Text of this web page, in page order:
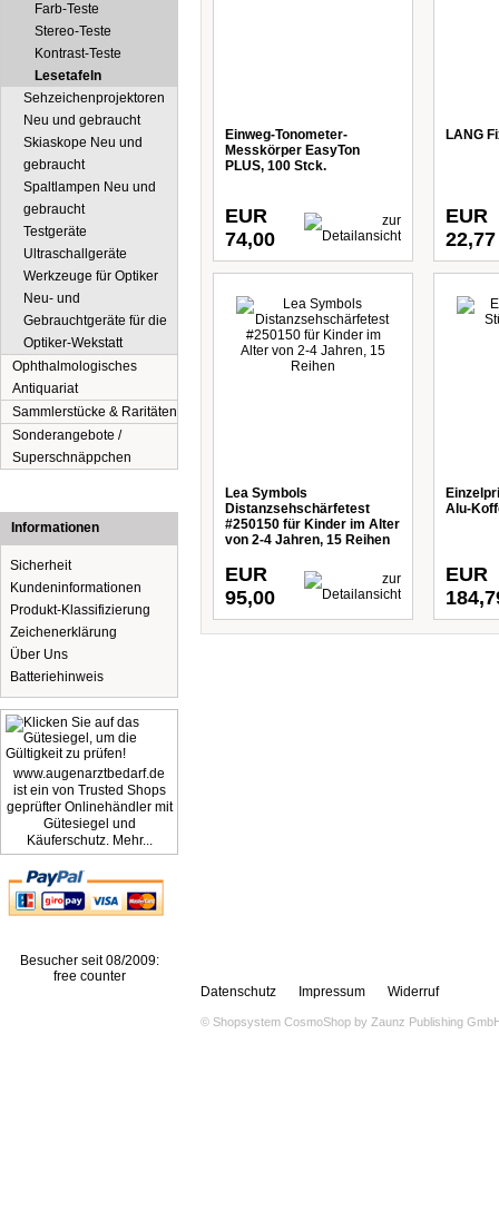
Einweg-Tonometer-
Messkörper EasyTon
PLUS, 100 Stck.
EUR
74,00
LANG
EUR
22,77
Lea Symbols
Distanzsehschärfetest
#250150 für Kinder im Alter
von 2-4 Jahren, 15 Reihen
EUR
95,00
Alu-
EUR
Farb-Teste
Stereo-Teste
Kontrast-Teste
Lesetafeln
Sehzeichenprojektoren
Neu und gebraucht
Skiaskope Neu und
gebraucht
Spaltlampen Neu und
gebraucht
Testgeräte
Ultraschallgeräte
Werkzeuge für Optiker
Neu- und
Gebrauchtgeräte für die
Optiker-Wekstatt
Ophthalmologisches
Antiquariat
Sammlerstücke & Raritäten
Sonderangebote /
Superschnäppchen
Informationen
Sicherheit
Kundeninformationen
Produkt-Klassifizierung
Zeichenerklärung
Über Uns
Batteriehinweis
www.augenarztbedarf.de
ist ein von Trusted Shops
geprüfter Onlinehändler mit
Gütesiegel und
Käuferschutz. Mehr...
Besucher seit 08/2009:
free counter
Datenschutz
Impressum Widerruf
© Shopsystem CosmoShop by Zaunz Publishing